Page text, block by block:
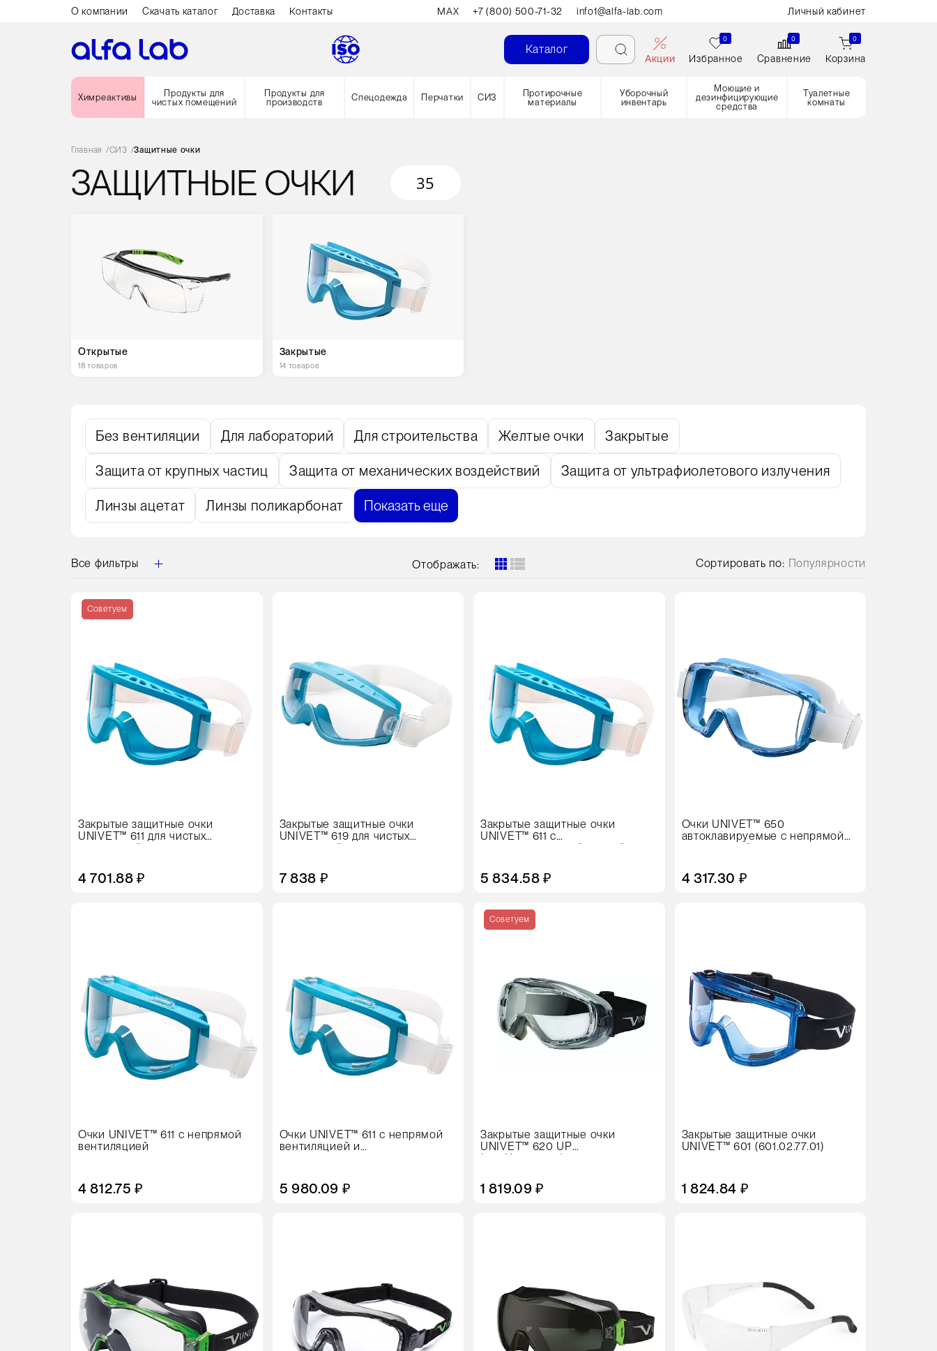
О компании Скачать каталог Доставка Контакты MAX +7 (800) 500-71-32 info1@alfa-lab.com Личный кабинет
Каталог
Акции
0
Избранное
0
Сравнение
0
Корзина
Химреактивы
Продукты для
чистых помещений
Продукты для
производств
Спецодежда Перчатки СИЗ
Протирочные
материалы
Уборочный
инвентарь
Моющие и
дезинфицирующие
средства
Туалетные
комнаты
Главная /СИЗ /Защитные очки
ЗАЩИТНЫЕ ОЧКИ 35
Открытые
18 товаров
Закрытые
14 товаров
Без вентиляции Для лабораторий Для строительства Желтые очки Закрытые
Защита от крупных частиц Защита от механических воздействий Защита от ультрафиолетового излучения
Линзы ацетат Линзы поликарбонат Показать еще
Все фильтры Отображать: Сортировать по: Популярности
Советуем
Закрытые защитные очки
UNIVET™ 611 для чистых
помещений
4 701.88 ₽
Закрытые защитные очки
UNIVET™ 619 для чистых
помещений
7 838 ₽
Цвет
Закрытые защитные очки
UNIVET™ 611 с
антизапотевающей линзой
5 834.58 ₽
Очки UNIVET™ 650
автоклавируемые с непрямой
вентиляцией
4 317.30 ₽
Очки UNIVET™ 611 с непрямой
вентиляцией
4 812.75 ₽
Очки UNIVET™ 611 с непрямой
вентиляцией и
5 980.09 ₽
Советуем
Закрытые защитные очки
UNIVET™ 620 UP
(620U.02.10.00)
1 819.09 ₽
Закрытые защитные очки
UNIVET™ 601 (601.02.77.01)
1 824.84 ₽
Кол-
во
в
Цвет